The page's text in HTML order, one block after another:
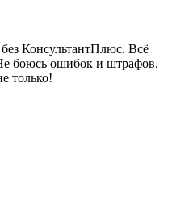
КонсультантПлюс. Всё
боюсь ошибок и штрафов,
только!